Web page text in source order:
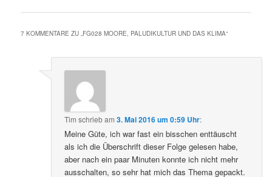
7 KOMMENTARE ZU „FG028 MOORE, PALUDIKULTUR UND DAS KLIMA“
Tim schriebam3. Mai 2016 um 0:59 Uhr:
Meine Güte, ich war fast ein bisschen enttäuscht
als ich die Überschrift dieser Folge gelesen habe,
aber nach ein paar Minuten konnte ich nicht mehr
ausschalten, so sehr hat mich das Thema gepackt.